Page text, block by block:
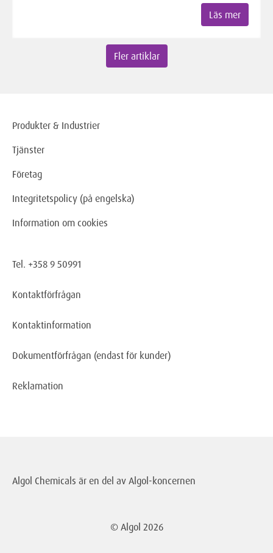
Läs mer
Fler artiklar
Produkter & Industrier
Tjänster
Företag
Integritetspolicy (på engelska)
Information om cookies
Tel. +358 9 50991
Kontaktförfrågan
Kontaktinformation
Dokumentförfrågan (endast för kunder)
Reklamation
Algol Chemicals är en del av Algol-koncernen
© Algol 2026